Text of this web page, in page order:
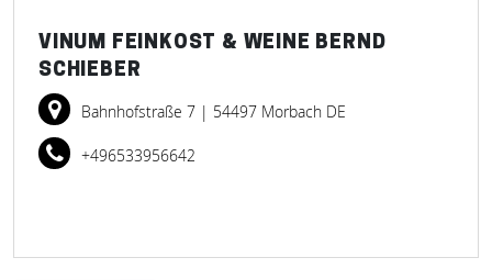
VINUM FEINKOST & WEINE BERND
SCHIEBER
Bahnhofstraße 7 | 54497 Morbach DE
+496533956642